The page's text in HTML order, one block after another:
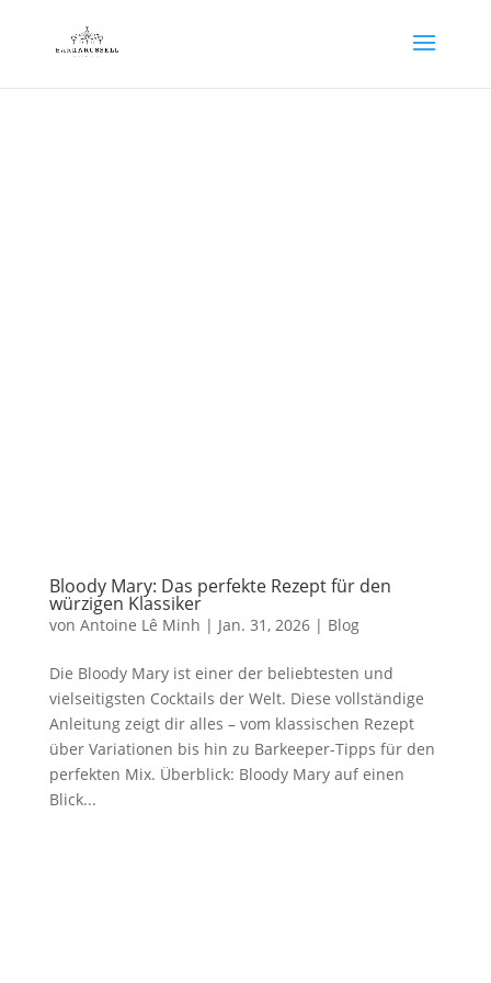
Bloody Mary: Das perfekte Rezept für den
würzigen Klassiker
von Antoine Lê Minh | Jan. 31, 2026| Blog
Die Bloody Mary ist einer der beliebtesten und
vielseitigsten Cocktails der Welt. Diese vollständige
Anleitung zeigt dir alles – vom klassischen Rezept
über Variationen bis hin zu Barkeeper-Tipps für den
perfekten Mix. Überblick: Bloody Mary auf einen
Blick...